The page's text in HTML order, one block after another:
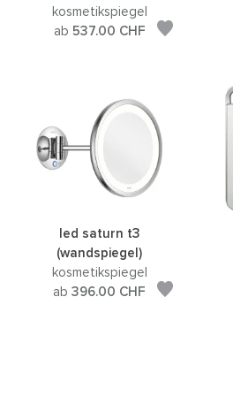
kosmetikspiegel
ab 537.00 CHF
led saturn t3
(wandspiegel)
kosmetikspiegel
ab 396.00 CHF